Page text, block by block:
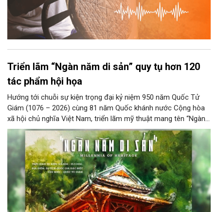
Triển lãm “Ngàn năm di sản” quy tụ hơn 120
tác phẩm hội họa
Hướng tới chuỗi sự kiện trọng đại kỷ niệm 950 năm Quốc Tử
Giám (1076 – 2026) cùng 81 năm Quốc khánh nước Cộng hòa
xã hội chủ nghĩa Việt Nam, triển lãm mỹ thuật mang tên “Ngàn
năm di sản” sẽ chính thức khai mạc vào ngày 8/8 tại Nhà Thái
Học, Di tích Quốc gia đặc biệt Văn Miếu – Quốc Tử Giám. Sự
kiện kéo dài đến ngày 25/9/2026 hứa hẹn trở thành điểm đến
văn hóa đầy sức hút, góp phần làm phong phú đời sống nghệ
thuật của Thủ đô trong mùa thu này.